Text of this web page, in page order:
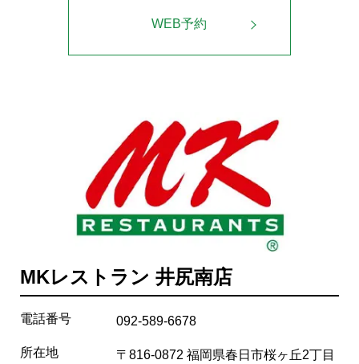
WEB予約
MKレストラン 井尻南店
電話番号 092-589-6678
所在地
〒816-0872 福岡県春日市桜ヶ丘2丁目